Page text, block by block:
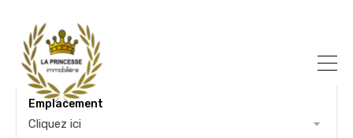
Emplacement
Cliquez ici